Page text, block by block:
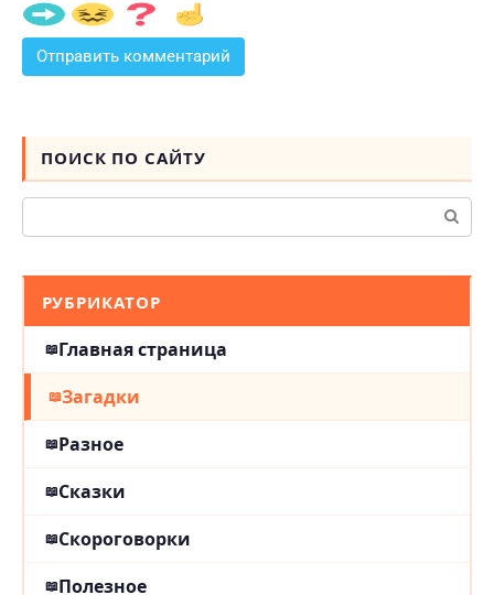
ПОИСК ПО САЙТУ
Поиск:
РУБРИКАТОР
Главная страница
Загадки
Разное
Сказки
Скороговорки
Полезное